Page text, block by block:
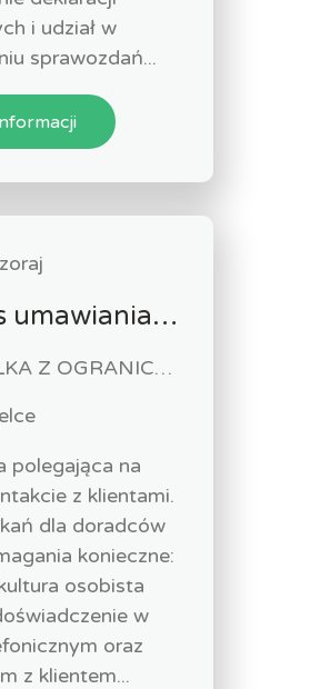
i udział w
sprawozdań...
Specjalista ds umawiania spotkań telefonicznych m/k
MB SOLAR SPÓŁKA Z OGRANICZONĄ ODPOWIEDZIALNOŚCIĄ
polegająca na
z klientami.
dla doradców
konieczne:
osobista
w
oraz
z klientem...